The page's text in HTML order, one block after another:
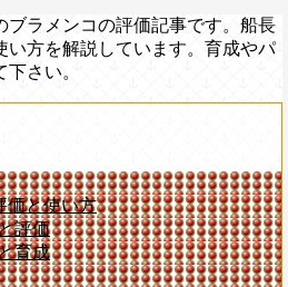
ブラメンコの評価記事です。船長
い方を解説しています。育成やパ
さい。
価と使い方
評価
育成